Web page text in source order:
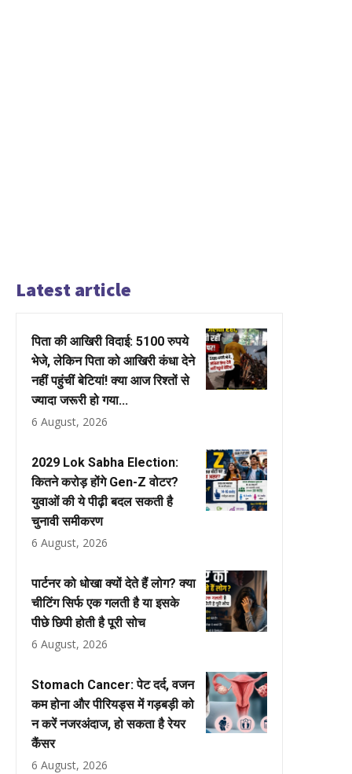
Latest article
पिता की आखिरी विदाई: 5100 रुपये
भेजे, लेकिन पिता को आखिरी कंधा देने
नहीं पहुंचीं बेटियां! क्या आज रिश्तों से
ज्यादा जरूरी हो गया...
6 August, 2026
2029 Lok Sabha Election:
कितने करोड़ होंगे Gen-Z वोटर?
युवाओं की ये पीढ़ी बदल सकती है
चुनावी समीकरण
6 August, 2026
पार्टनर को धोखा क्यों देते हैं लोग? क्या
चीटिंग सिर्फ एक गलती है या इसके
पीछे छिपी होती है पूरी सोच
6 August, 2026
Stomach Cancer: पेट दर्द, वजन
कम होना और पीरियड्स में गड़बड़ी को
न करें नजरअंदाज, हो सकता है रेयर
कैंसर
6 August, 2026